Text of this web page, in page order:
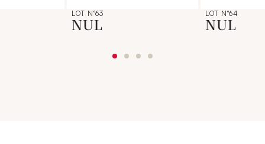
LOT N°63
NUL
LOT N°64
NUL